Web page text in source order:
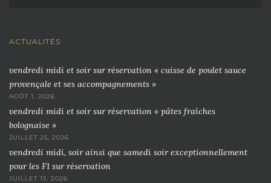
ACTUALITÉS
vendredi midi et soir sur réservation « cuisse de poulet sauce
provençale et ses accompagnements »
AOÛT 1, 2026
vendredi midi et soir sur réservation « pâtes fraîches
bolognaise »
JUILLET 25, 2026
vendredi midi, soir ainsi que samedi soir exceptionnellement
pour les F1 sur réservation
JUILLET 13, 2026